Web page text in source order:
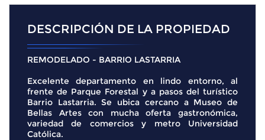
DESCRIPCIÓN DE LA PROPIEDAD
REMODELADO - BARRIO LASTARRIA
Excelente departamento en lindo entorno, al
frente de Parque Forestal y a pasos del turístico
Barrio Lastarria. Se ubica cercano a Museo de
Bellas Artes con mucha oferta gastronómica,
variedad de comercios y metro Universidad
Católica.